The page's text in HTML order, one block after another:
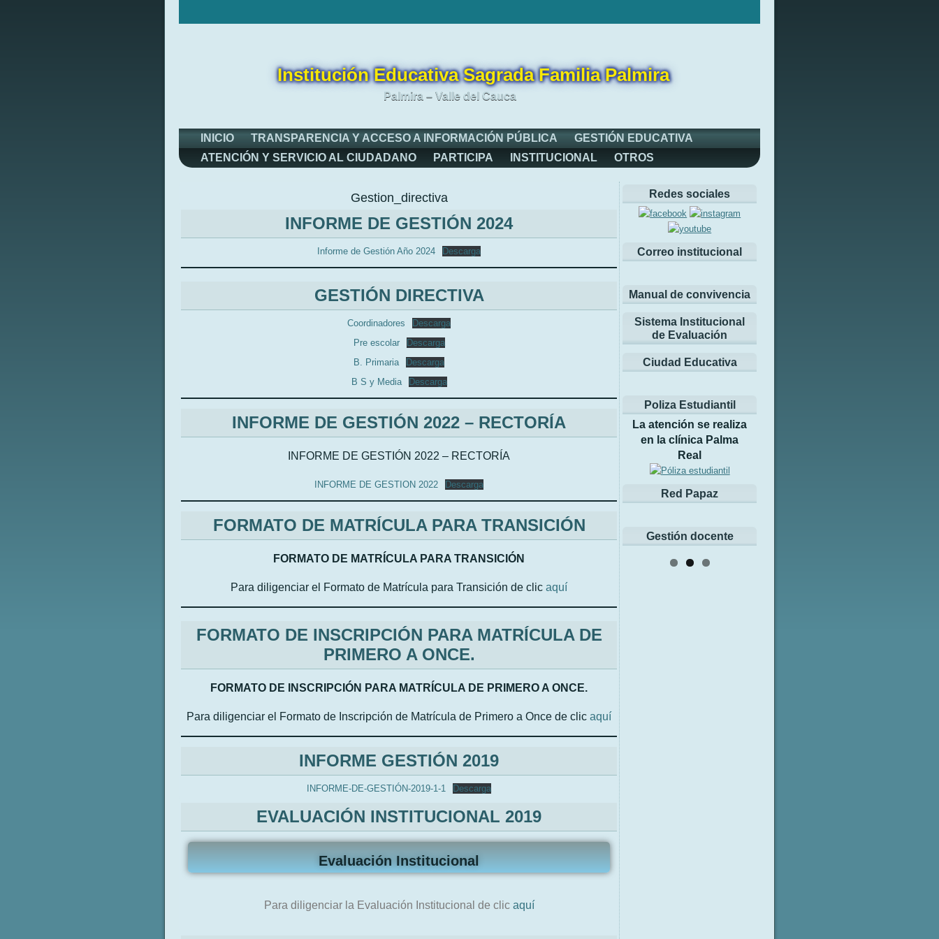
Institución Educativa Sagrada Familia Palmira
Palmira – Valle del Cauca
INICIO TRANSPARENCIA Y ACCESO A INFORMACIÓN PÚBLICA
GESTIÓN EDUCATIVA
ATENCIÓN Y SERVICIO AL CIUDADANO
PARTICIPA INSTITUCIONAL OTROS
Gestion_directiva
INFORME DE GESTIÓN 2024
Informe de Gestión Año 2024 Descarga
GESTIÓN DIRECTIVA
Coordinadores
Descarga
Pre escolar
Descarga
B. Primaria
Descarga
B S y Media
Descarga
INFORME DE GESTIÓN 2022 – RECTORÍA
INFORME DE GESTIÓN 2022 – RECTORÍA
INFORME DE GESTION 2022 Descarga
FORMATO DE MATRÍCULA PARA TRANSICIÓN
FORMATO DE MATRÍCULA PARA TRANSICIÓN
Para diligenciar el Formato de Matrícula para Transición de clicaquí
FORMATO DE INSCRIPCIÓN PARA MATRÍCULA DE
PRIMERO A ONCE.
FORMATO DE INSCRIPCIÓN PARA MATRÍCULA DE PRIMERO A ONCE.
Para diligenciar el Formato de Inscripción de Matrícula de Primero a Once de clicaquí
INFORME GESTIÓN 2019
INFORME-DE-GESTIÓN-2019-1-1 Descarga
EVALUACIÓN INSTITUCIONAL 2019
Evaluación Institucional
Para diligenciar la Evaluación Institucional de clic aquí
Redes sociales
Correo institucional
Manual de convivencia
Sistema Institucional
de Evaluación
Ciudad Educativa
Poliza Estudiantil
La atención se realiza
en la clínica Palma
Real
Red Papaz
Gestión docente